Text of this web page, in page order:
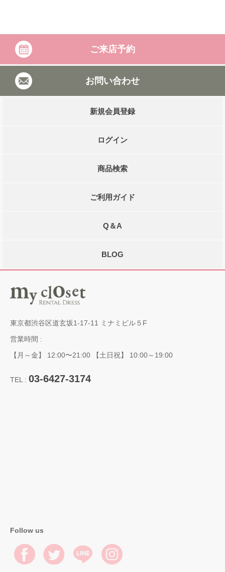
ご来店予約
お問い合わせ
新規会員登録
ログイン
商品検索
ご利用ガイド
Q＆A
BLOG
東京都渋谷区道玄坂1-17-11 ミナミビル５F
営業時間 :
【月～金】 12:00〜21:00 【土日祝】 10:00～19:00
TEL : 03-6427-3174
Follow us